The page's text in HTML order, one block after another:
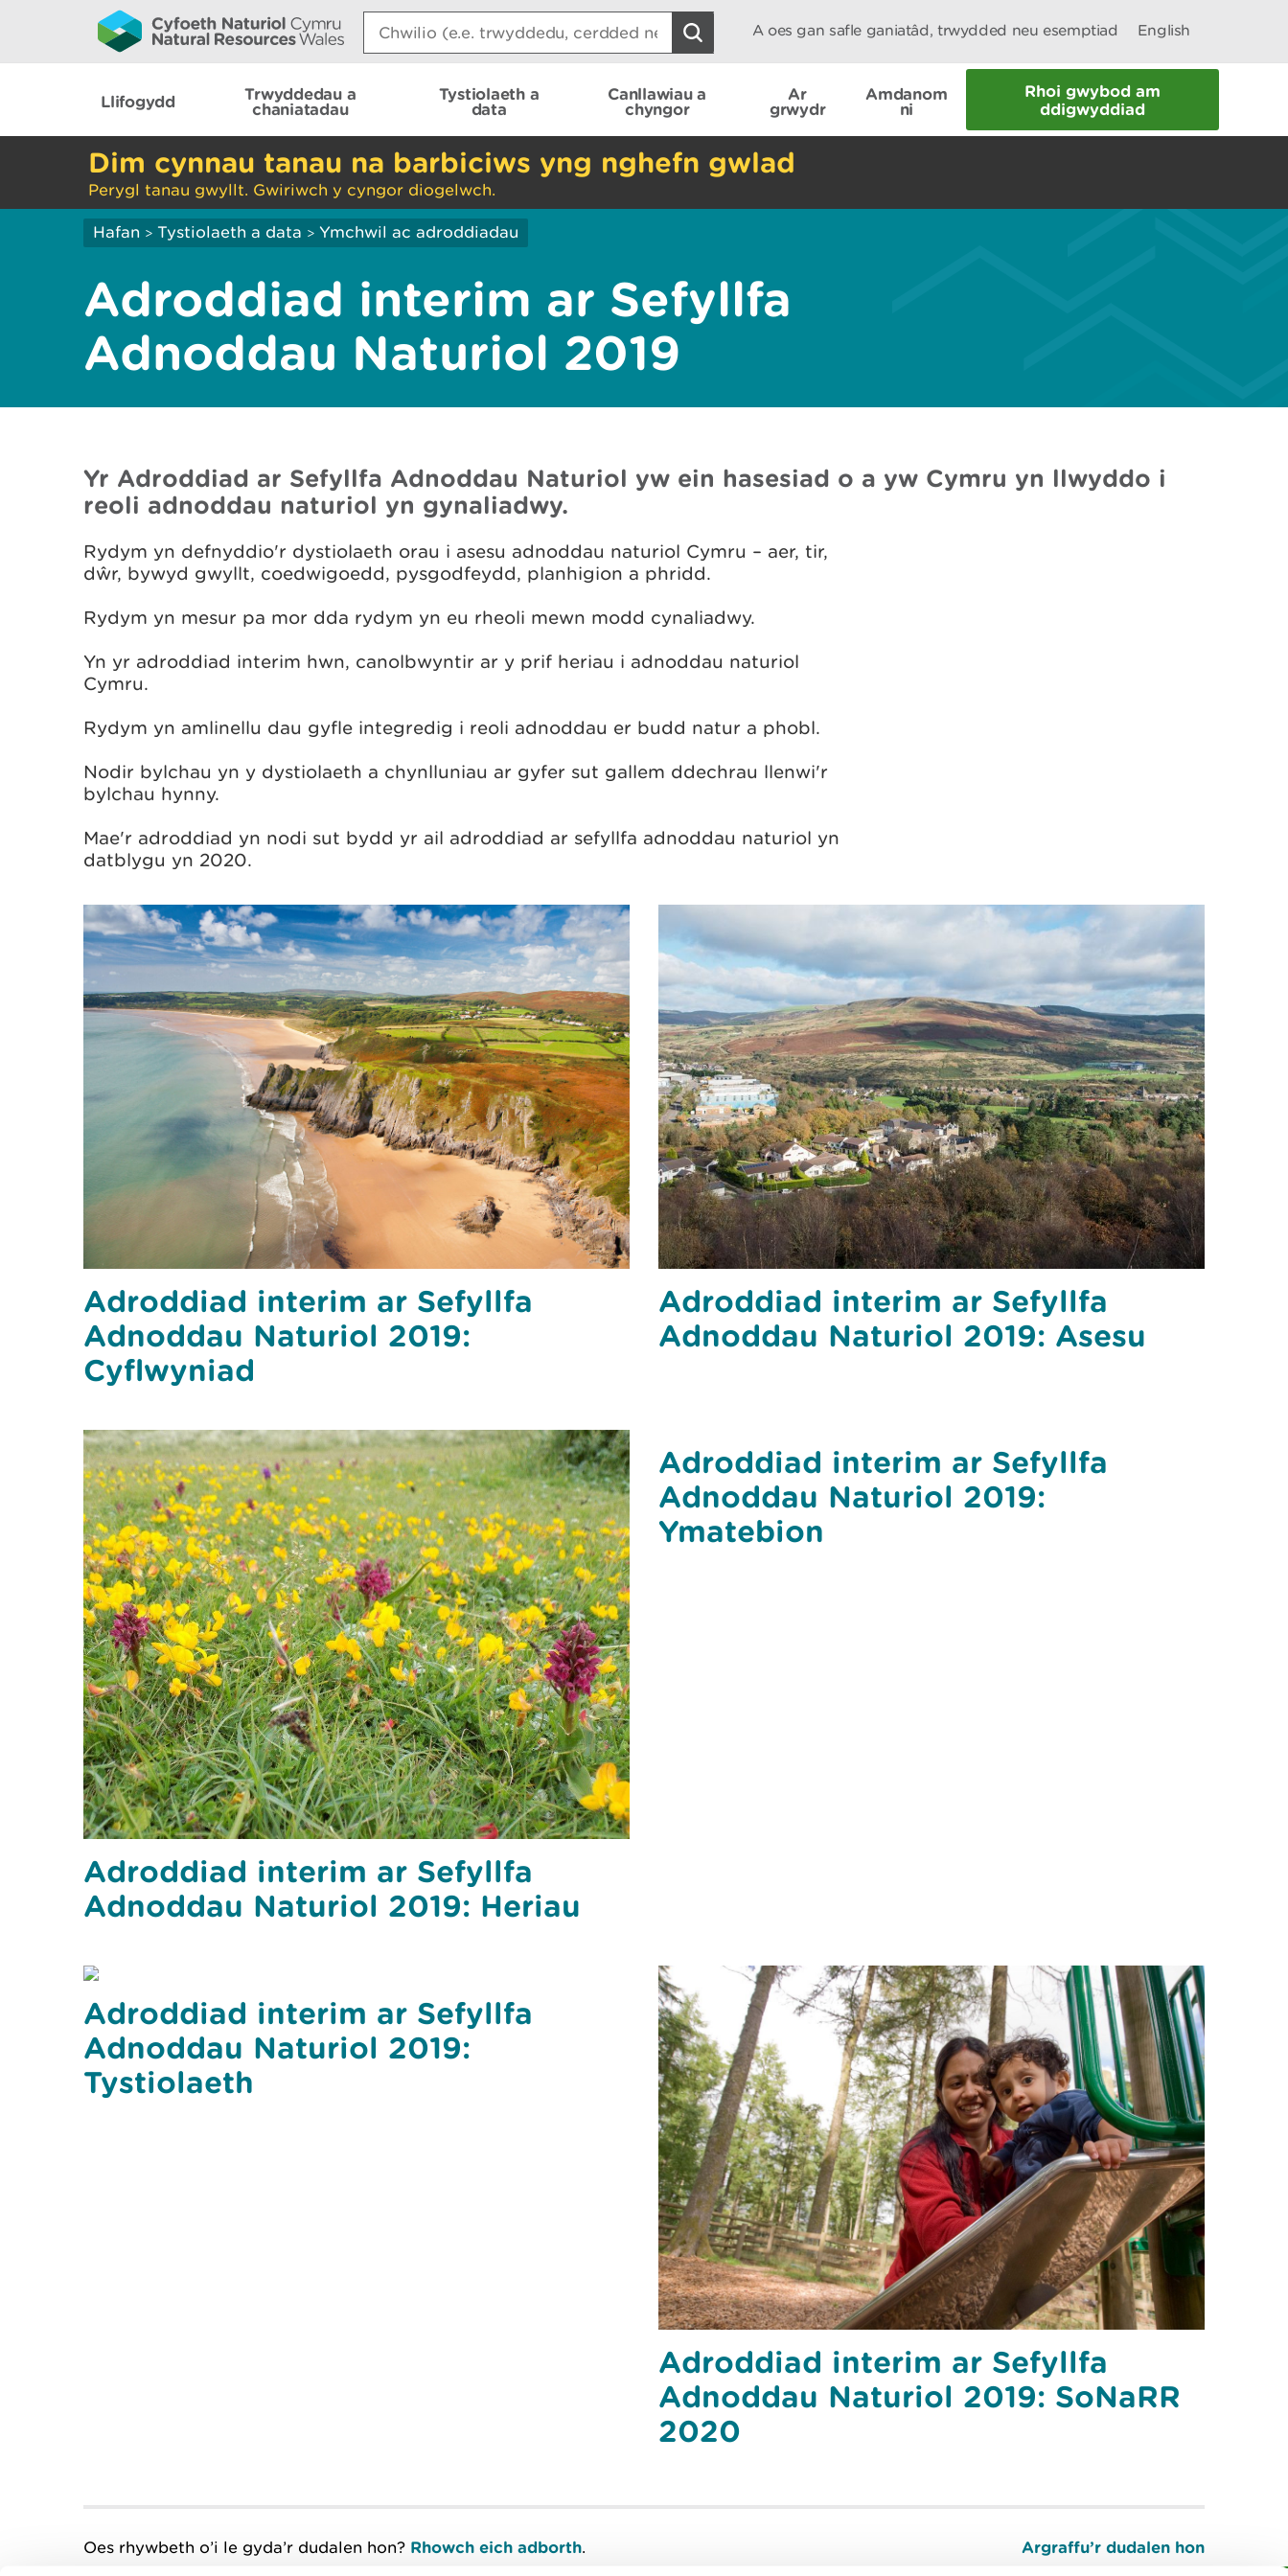
Search:
A oes gan safle ganiatâd, trwydded neu esemptiad English
Llifogydd
Trwyddedau a
chaniatadau
Tystiolaeth a
data
Canllawiau a
chyngor
Ar
grwydr
Amdanom
ni
Rhoi gwybod am
ddigwyddiad
Dim cynnau tanau na barbiciws yng nghefn gwlad
Perygl tanau gwyllt. Gwiriwch y cyngor diogelwch.
Hafan > Tystiolaeth a data > Ymchwil ac adroddiadau
Adroddiad interim ar Sefyllfa
Adnoddau Naturiol 2019
Yr Adroddiad ar Sefyllfa Adnoddau Naturiol yw ein hasesiad o a yw Cymru yn llwyddo i
reoli adnoddau naturiol yn gynaliadwy.
Rydym yn defnyddio'r dystiolaeth orau i asesu adnoddau naturiol Cymru – aer, tir,
dŵr, bywyd gwyllt, coedwigoedd, pysgodfeydd, planhigion a phridd.
Rydym yn mesur pa mor dda rydym yn eu rheoli mewn modd cynaliadwy.
Yn yr adroddiad interim hwn, canolbwyntir ar y prif heriau i adnoddau naturiol
Cymru.
Rydym yn amlinellu dau gyfle integredig i reoli adnoddau er budd natur a phobl.
Nodir bylchau yn y dystiolaeth a chynlluniau ar gyfer sut gallem ddechrau llenwi'r
bylchau hynny.
Mae'r adroddiad yn nodi sut bydd yr ail adroddiad ar sefyllfa adnoddau naturiol yn
datblygu yn 2020.
Adroddiad interim ar Sefyllfa
Adnoddau Naturiol 2019:
Cyflwyniad
Adroddiad interim ar Sefyllfa
Adnoddau Naturiol 2019: Asesu
Adroddiad interim ar Sefyllfa
Adnoddau Naturiol 2019: Heriau
Adroddiad interim ar Sefyllfa
Adnoddau Naturiol 2019:
Ymatebion
Adroddiad interim ar Sefyllfa
Adnoddau Naturiol 2019:
Tystiolaeth
Adroddiad interim ar Sefyllfa
Adnoddau Naturiol 2019: SoNaRR
2020
Oes rhywbeth o’i le gyda’r dudalen hon? Rhowch eich adborth. Argraffu’r dudalen hon